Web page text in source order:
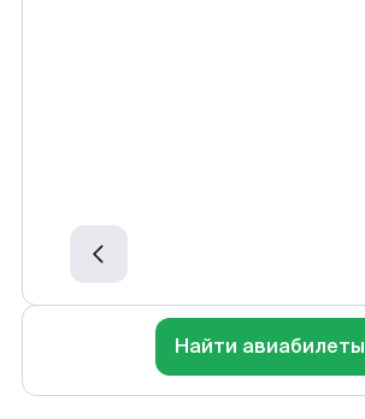
Найти авиабилеты